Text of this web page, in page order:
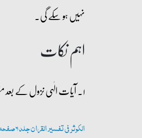
نہیں ہو سکے گی۔
اہم نکات
۱۔ آیات الٰہی نزول کے بعد مقصد نزول میں ناکام نہیں ہو سکتیں۔
الکوثر فی تفسیر القران جلد 6 صفحہ 281